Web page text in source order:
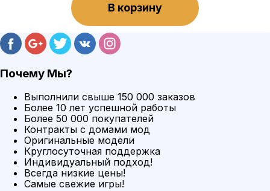
В корзину
Почему Мы?
Выполнили свыше 150 000 заказов
Более 10 лет успешной работы
Более 50 000 покупателей
Контракты с домами мод
Оригинальные модели
Круглосуточная поддержка
Индивидуальный подход!
Всегда низкие цены!
Самые свежие игры!